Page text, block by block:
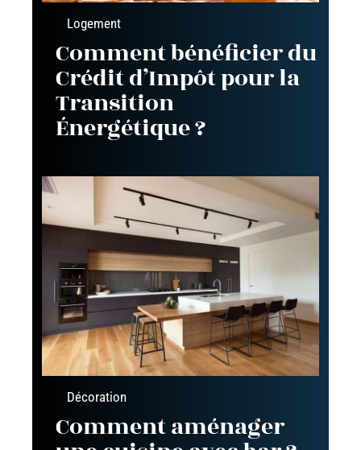
Logement
Comment bénéficier du
Crédit d’Impôt pour la
Transition
Énergétique ?
Décoration
Comment aménager